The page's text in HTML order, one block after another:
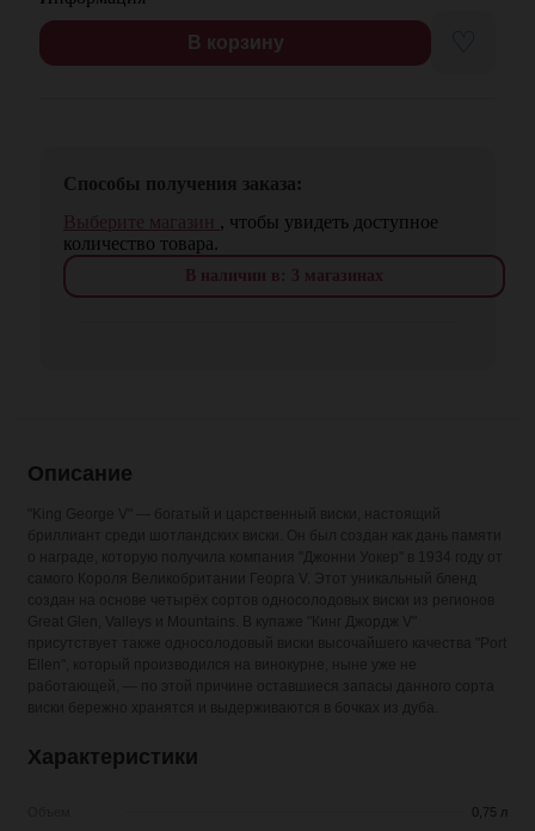
В корзину ♡
Способы получения заказа:
Выберите магазин , чтобы увидеть доступное
количество товара.
В наличии в: 3 магазинах
Описание
Характеристики
0,75 л